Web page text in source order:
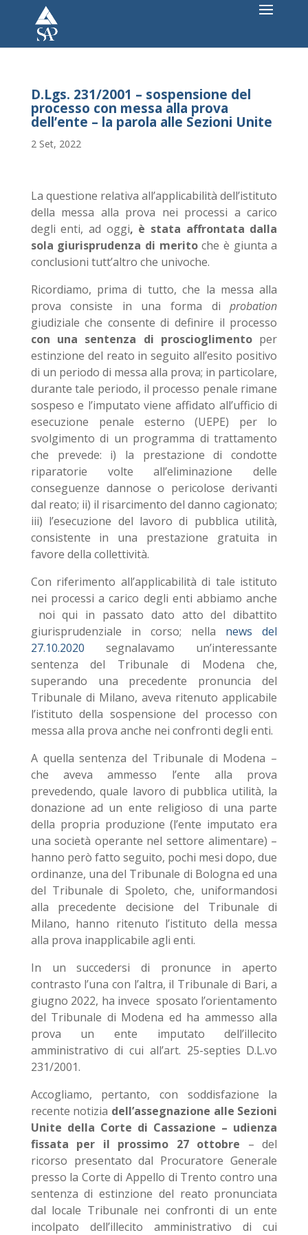
D.Lgs. 231/2001 – sospensione del
processo con messa alla prova
dell’ente – la parola alle Sezioni Unite
2 Set, 2022
La questione relativa all’applicabilità dell’istituto
della messa alla prova nei processi a carico
degli enti, ad oggi, è stata affrontata dalla
sola giurisprudenza di meritoche è giunta a
conclusioni tutt’altro che univoche.
Ricordiamo, prima di tutto, che la messa alla
prova consiste in una forma diprobation
giudiziale che consente di definire il processo
con una sentenza di proscioglimentoper
estinzione del reato in seguito all’esito positivo
di un periodo di messa alla prova; in particolare,
durante tale periodo, il processo penale rimane
sospeso e l’imputato viene affidato all’ufficio di
esecuzione penale esterno (UEPE) per lo
svolgimento di un programma di trattamento
che prevede: i) la prestazione di condotte
riparatorie volte all’eliminazione delle
conseguenze dannose o pericolose derivanti
dal reato; ii) il risarcimento del danno cagionato;
iii) l’esecuzione del lavoro di pubblica utilità,
consistente in una prestazione gratuita in
favore della collettività.
Con riferimento all’applicabilità di tale istituto
nei processi a carico degli enti abbiamo anche
noi qui in passato dato atto del dibattito
giurisprudenziale in corso; nella news del
27.10.2020 segnalavamo un’interessante
sentenza del Tribunale di Modena che,
superando una precedente pronuncia del
Tribunale di Milano, aveva ritenuto applicabile
l’istituto della sospensione del processo con
messa alla prova anche nei confronti degli enti.
A quella sentenza del Tribunale di Modena –
che aveva ammesso l’ente alla prova
prevedendo, quale lavoro di pubblica utilità, la
donazione ad un ente religioso di una parte
della propria produzione (l’ente imputato era
una società operante nel settore alimentare) –
hanno però fatto seguito, pochi mesi dopo, due
ordinanze, una del Tribunale di Bologna ed una
del Tribunale di Spoleto, che, uniformandosi
alla precedente decisione del Tribunale di
Milano, hanno ritenuto l’istituto della messa
alla prova inapplicabile agli enti.
In un succedersi di pronunce in aperto
contrasto l’una con l’altra, il Tribunale di Bari, a
giugno 2022, ha invece sposato l’orientamento
del Tribunale di Modena ed ha ammesso alla
prova un ente imputato dell’illecito
amministrativo di cui all’art. 25-septies D.L.vo
231/2001.
Accogliamo, pertanto, con soddisfazione la
recente notizia dell’assegnazione alle Sezioni
Unite della Corte di Cassazione – udienza
fissata per il prossimo 27 ottobre – del
ricorso presentato dal Procuratore Generale
presso la Corte di Appello di Trento contro una
sentenza di estinzione del reato pronunciata
dal locale Tribunale nei confronti di un ente
incolpato dell’illecito amministrativo di cui